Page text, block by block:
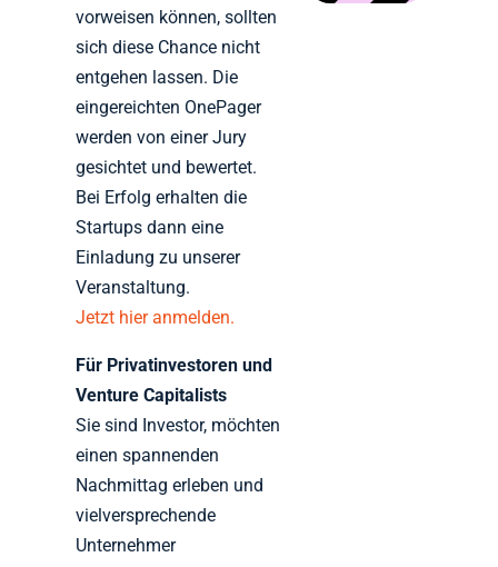
vorweisen können, sollten
sich diese Chance nicht
entgehen lassen. Die
eingereichten OnePager
werden von einer Jury
gesichtet und bewertet.
Bei Erfolg erhalten die
Startups dann eine
Einladung zu unserer
Veranstaltung.
Jetzt hier anmelden.
Für Privatinvestoren und
Venture Capitalists
Sie sind Investor, möchten
einen spannenden
Nachmittag erleben und
vielversprechende
Unternehmer